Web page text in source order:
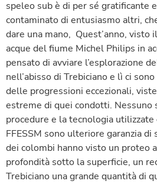
speleo sub è di per sé gratificante
contaminato di entusiasmo altri,
dare una mano, Quest’anno, visto
acque del fiume Michel Philips in
pensato di avviare l’esplorazione
nell’abisso di Trebiciano e lì ci
delle progressioni eccezionali,
estreme di quei condotti. Nessuno
procedure e la tecnologia
FFESSM sono ulteriore garanzia di
dei colombi hanno visto un proteo
profondità sotto la superficie, un
Trebiciano una grande quantità di